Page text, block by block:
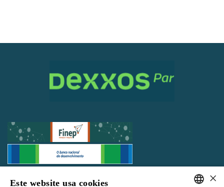
Todos os direitos reservados | Termos e Condições de Uso
Política de
×
Este website usa cookies